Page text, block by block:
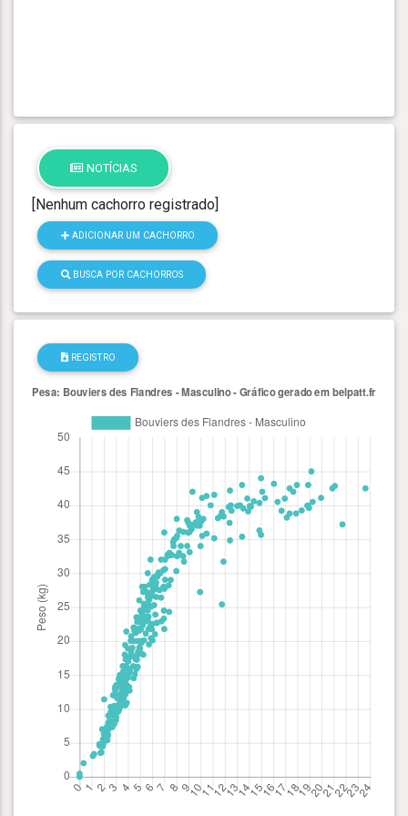
NOTÍCIAS
[Nenhum cachorro registrado]
ADICIONAR UM CACHORRO
BUSCA POR CACHORROS
REGISTRO